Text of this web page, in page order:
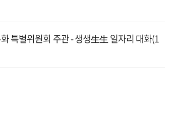
특별위원회 주관 - 생생生生 일자리 대화(1